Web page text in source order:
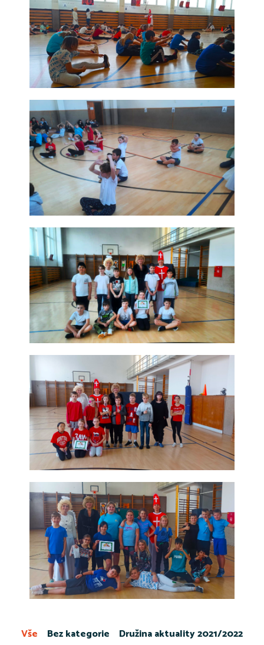
Bez kategorie
Družina aktuality 2021/2022
Vše